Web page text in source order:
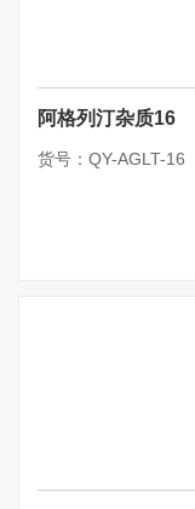
阿格列汀杂质16
货号：QY-AGLT-16